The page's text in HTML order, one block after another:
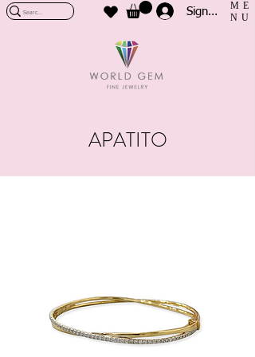
Sign In
ME
NU
APATITO